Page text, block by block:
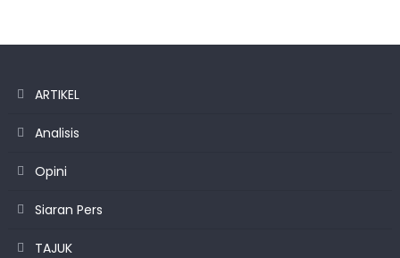
ARTIKEL
Analisis
Opini
Siaran Pers
TAJUK